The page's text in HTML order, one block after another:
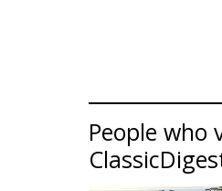
People